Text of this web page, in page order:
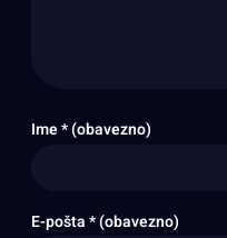
Ime* (obavezno)
E-pošta* (obavezno)